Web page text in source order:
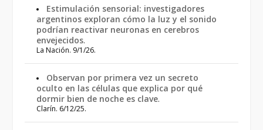
Estimulación sensorial: investigadores
argentinos exploran cómo la luz y el sonido
podrían reactivar neuronas en cerebros
envejecidos.
La Nación. 9/1/26.
Observan por primera vez un secreto
oculto en las células que explica por qué
dormir bien de noche es clave.
Clarín. 6/12/25.